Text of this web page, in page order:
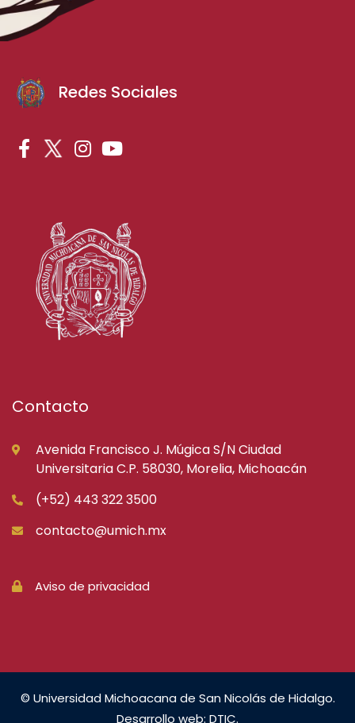
Redes Sociales
Contacto
Avenida Francisco J. Múgica S/N Ciudad
Universitaria C.P. 58030, Morelia, Michoacán
(+52) 443 322 3500
contacto@umich.mx
Aviso de privacidad
© Universidad Michoacana de San Nicolás de Hidalgo.
Desarrollo web: DTIC.